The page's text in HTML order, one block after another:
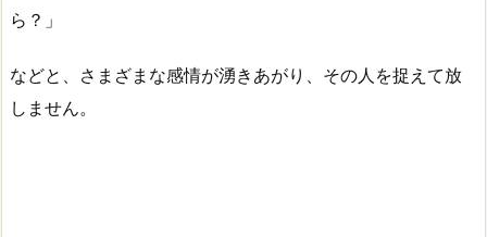
ら？」
などと、さまざまな感情が湧きあがり、その人を捉えて放
しません。